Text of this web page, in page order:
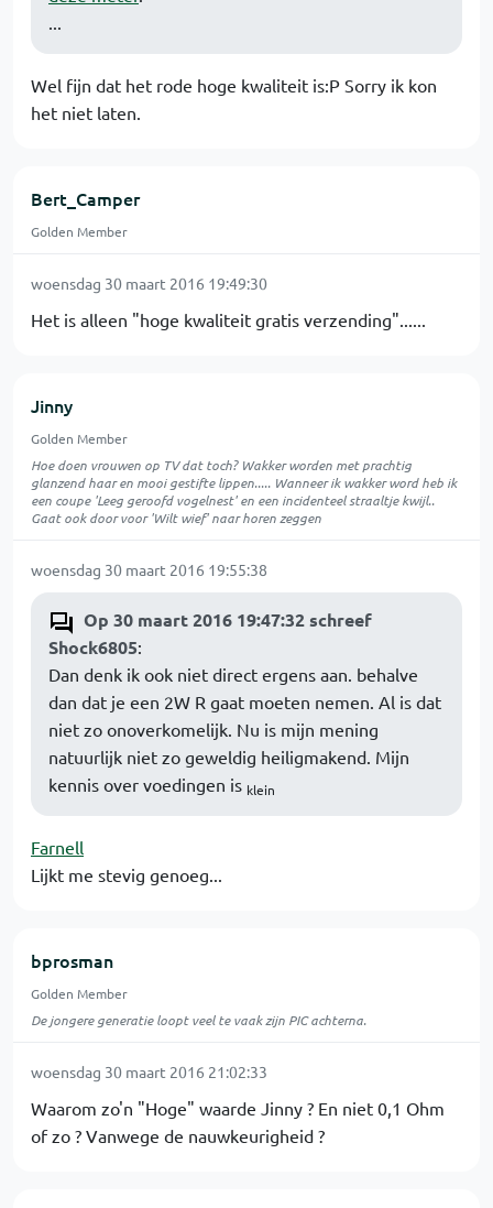
...
Wel fijn dat het rode hoge kwaliteit is:P Sorry ik kon
het niet laten.
Bert_Camper
Golden Member
woensdag 30 maart 2016 19:49:30
Het is alleen "hoge kwaliteit gratis verzending"......
Jinny
Golden Member
Hoe doen vrouwen op TV dat toch? Wakker worden met prachtig
glanzend haar en mooi gestifte lippen..... Wanneer ik wakker word heb ik
een coupe 'Leeg geroofd vogelnest' en een incidenteel straaltje kwijl..
Gaat ook door voor 'Wilt wief' naar horen zeggen
woensdag 30 maart 2016 19:55:38
Op 30 maart 2016 19:47:32 schreef
Shock6805:
Dan denk ik ook niet direct ergens aan. behalve
dan dat je een 2W R gaat moeten nemen. Al is dat
niet zo onoverkomelijk. Nu is mijn mening
natuurlijk niet zo geweldig heiligmakend. Mijn
kennis over voedingen is klein
Farnell
Lijkt me stevig genoeg...
bprosman
Golden Member
De jongere generatie loopt veel te vaak zijn PIC achterna.
woensdag 30 maart 2016 21:02:33
Waarom zo'n "Hoge" waarde Jinny ? En niet 0,1 Ohm
of zo ? Vanwege de nauwkeurigheid ?